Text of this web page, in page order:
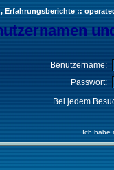
::
Benutzername:
Passwort:
Bei jedem
Ich habe